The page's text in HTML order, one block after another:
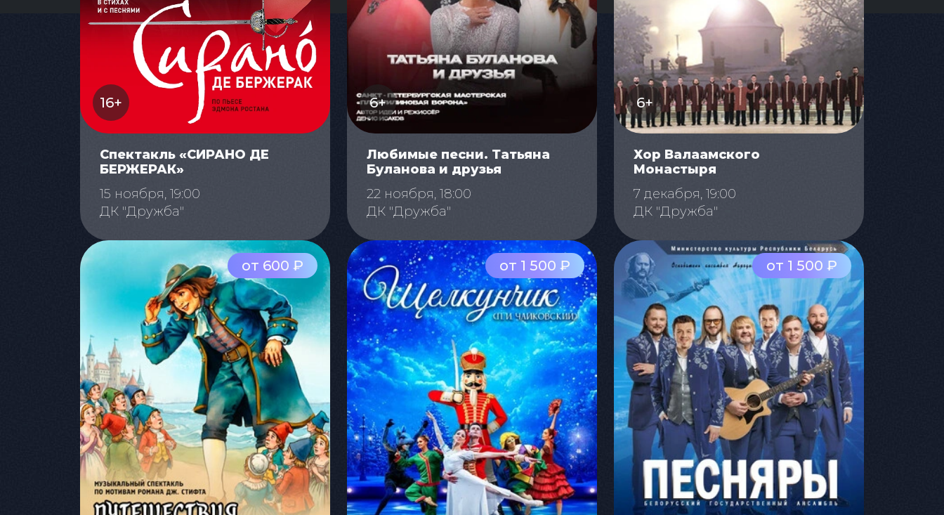
16+
Спектакль «СИРАНО ДЕ
БЕРЖЕРАК»
15 ноября, 19:00
ДК "Дружба"
6+
Любимые песни. Татьяна
Буланова и друзья
22 ноября, 18:00
ДК "Дружба"
6+
Хор Валаамского
Монастыря
7 декабря, 19:00
ДК "Дружба"
от 600 ₽ от 1 500 ₽ от 1 500 ₽